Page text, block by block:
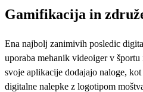
Gamifikacija in
Ena najbolj zanimivih posledic
uporaba mehanik videoiger v
svoje aplikacije dodajajo naloge,
digitalne nalepke z logotipom